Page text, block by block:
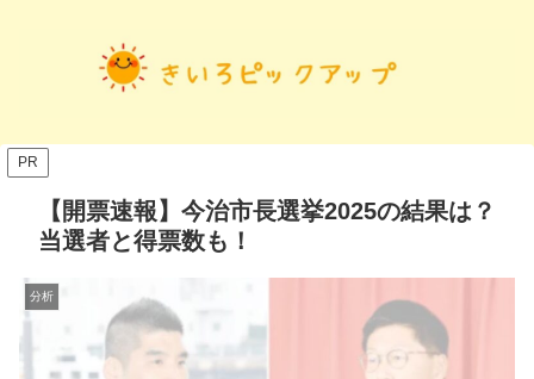
PR
【開票速報】今治市長選挙2025の結果は？
当選者と得票数も！
分析